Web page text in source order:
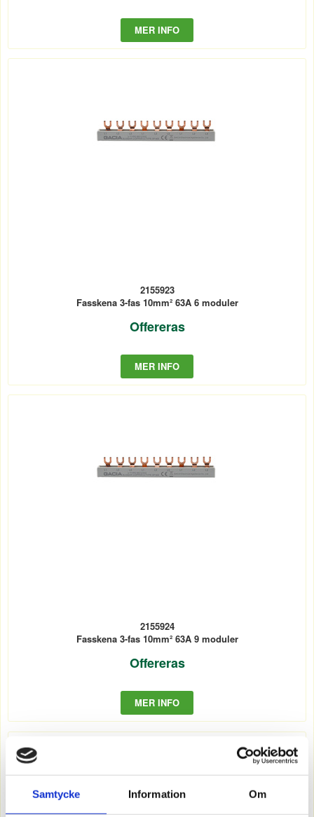
Samtycke Information Om
MER INFO
2155923
Fasskena 3-fas 10mm² 63A 6 moduler
Offereras
MER INFO
2155924
Fasskena 3-fas 10mm² 63A 9 moduler
Offereras
MER INFO